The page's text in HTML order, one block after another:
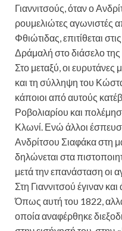
Γιαννιτσούς, όταν ο
ρουμελιώτες αγωνιστές
Φθιώτιδας, επιτίθεται
Δράμαλή στο διάσελο της
Στο μεταξύ, οι ευρυτάνες
και τη σύλληψη του
κάποιοι από αυτούς
Ροβολιαρίου και
Κλωνί. Ενώ άλλοι
Ανδρίτσου Σιαφάκα στη
δηλώνεται στα
μετά την επανάσταση οι
Στη Γιαννιτσού έγιναν
Όπως αυτή του 1822,
οποία αναφέρθηκε